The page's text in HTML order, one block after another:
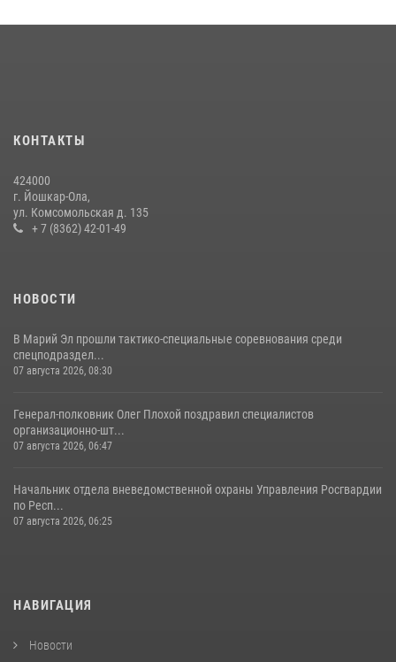
Управление Росгвардии по Республике Марий Эл приняло участие в
09 июля 2026, 06:04
Управление Росгвардии по Республике Марий Эл продолжает
КОНТАКТЫ
424000
г. Йошкар-Ола,
ул. Комсомольская д. 135
+ 7 (8362) 42-01-49
НОВОСТИ
В Марий Эл прошли тактико-специальные соревнования среди
спецподраздел...
07 августа 2026, 08:30
Генерал-полковник Олег Плохой поздравил специалистов
организационно-шт...
07 августа 2026, 06:47
Начальник отдела вневедомственной охраны Управления Росгвардии
по Респ...
07 августа 2026, 06:25
НАВИГАЦИЯ
Новости